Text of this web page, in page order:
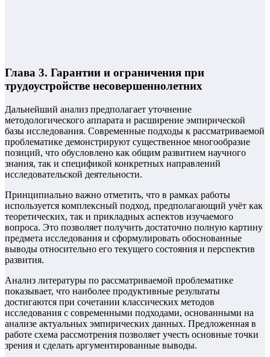
Глава 3. Гарантии и ограничения при
трудоустройстве несовершеннолетних
Дальнейший анализ предполагает уточнение
методологического аппарата и расширение эмпирической
базы исследования. Современные подходы к рассматриваемой
проблематике демонстрируют существенное многообразие
позиций, что обусловлено как общим развитием научного
знания, так и спецификой конкретных направлений
исследовательской деятельности.
Принципиально важно отметить, что в рамках работы
используется комплексный подход, предполагающий учёт как
теоретических, так и прикладных аспектов изучаемого
вопроса. Это позволяет получить достаточно полную картину
предмета исследования и сформулировать обоснованные
выводы относительно его текущего состояния и перспектив
развития.
Анализ литературы по рассматриваемой проблематике
показывает, что наиболее продуктивные результаты
достигаются при сочетании классических методов
исследования с современными подходами, основанными на
анализе актуальных эмпирических данных. Предложенная в
работе схема рассмотрения позволяет учесть основные точки
зрения и сделать аргументированные выводы.